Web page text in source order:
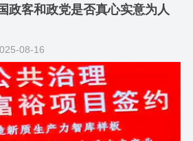
政客和政党是否真心实意为人
08-16